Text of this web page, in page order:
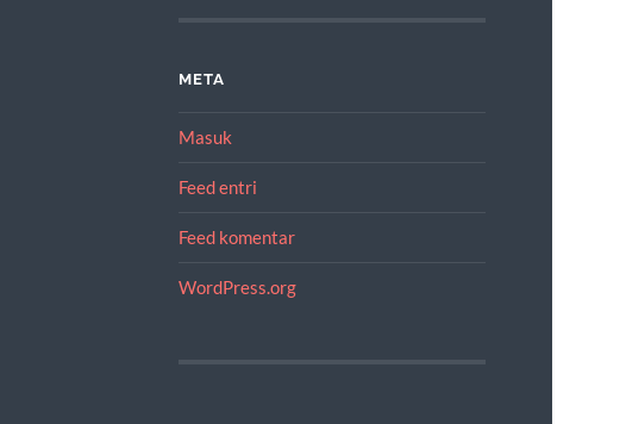
META
Masuk
Feed entri
Feed komentar
WordPress.org